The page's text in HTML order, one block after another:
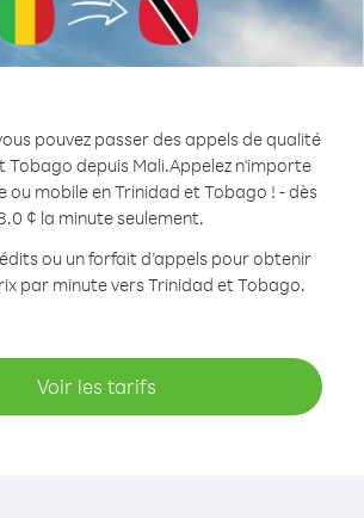
pouvez passer des appels de qualité
Tobago depuis Mali.Appelez n'importe
ou mobile en Trinidad et Tobago ! - dès
¢ la minute seulement.
ou un forfait d’appels pour obtenir
par minute vers Trinidad et Tobago.
Voir les tarifs